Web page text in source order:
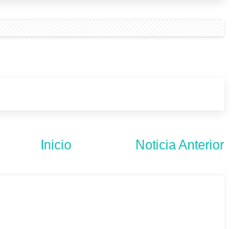
Inicio Noticia Anterior